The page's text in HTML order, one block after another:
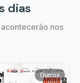
dias
nos
Outros